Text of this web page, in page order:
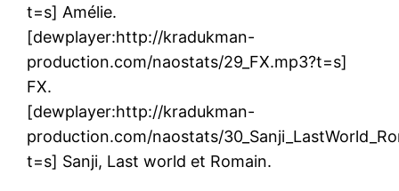
t=s] Amélie.
[dewplayer:http://kradukman-
production.com/naostats/29_FX.mp3?t=s]
FX.
[dewplayer:http://kradukman-
production.com/naostats/
t=s] Sanji, Last world et Romain.